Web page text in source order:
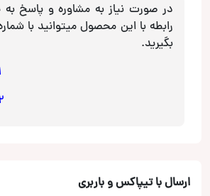
در صورت نیاز به مشاوره و پاسخ
رابطه با این محصول میتوانید با
بگیرید.
ارسال با تیپاکس و باربری